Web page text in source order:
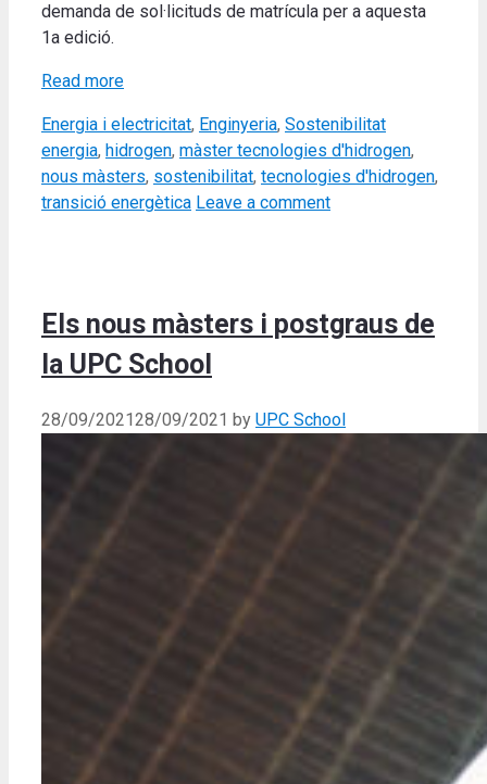
demanda de sol·licituds de matrícula per a aquesta
1a edició.
Read more
Categories
Energia i electricitat, Enginyeria, SostenibilitatTags
energia, hidrogen, màster tecnologies d'hidrogen,
nous màsters, sostenibilitat, tecnologies d'hidrogen,
transició energètica Leave a comment
Els nous màsters i postgraus de
la UPC School
28/09/202128/09/2021 by UPC School